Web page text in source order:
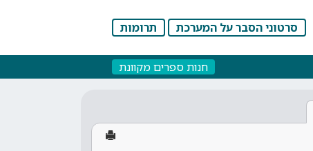
סרטוני הסבר על המערכת תרומות
חנות ספרים מקוונת